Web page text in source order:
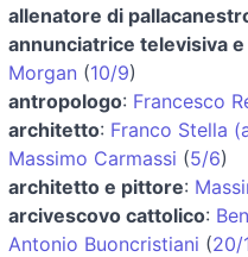
allenatore di
annunciatrice televisiva
Morgan (10/9)
antropologo: Francesco
architetto: Franco Stella
Massimo Carmassi (5/6)
architetto e pittore:
arcivescovo cattolico:
Antonio Buoncristiani (20/